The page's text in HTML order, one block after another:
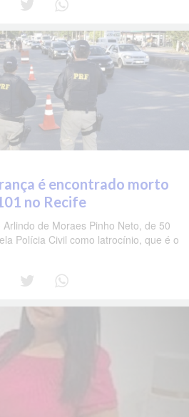
é encontrado morto
no Recife
de Moraes Pinho Neto, de 50
Polícia Civil como latrocínio, que é o